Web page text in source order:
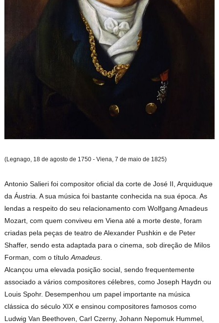
(Legnago, 18 de agosto de 1750 - Viena, 7 de maio de 1825)
Antonio Salieri foi compositor oficial da corte de José II, Arquiduque
da Áustria. A sua música foi bastante conhecida na sua época. As
lendas a respeito do seu relacionamento com Wolfgang Amadeus
Mozart, com quem conviveu em Viena até a morte deste, foram
criadas pela peças de teatro deAlexander Pushkin e de Peter
Shaffer, sendo esta adaptada para o cinema, sob direção de Milos
Forman , com o títuloAmadeus
Alcançou uma elevada posição social, sendo frequentemente
associado a vários compositores célebres, como Joseph Haydn ou
Louis Spohr. Desempenhou um papel importante na música
clássica do século XIX e ensinou compositores famosos como
Ludwig Van Beethoven , Carl Czerny, Johann Nepomuk Hummel,